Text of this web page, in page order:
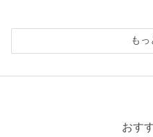
ニックネーム： シトロン
クリーム色と透ける素材が優
もっ
おす